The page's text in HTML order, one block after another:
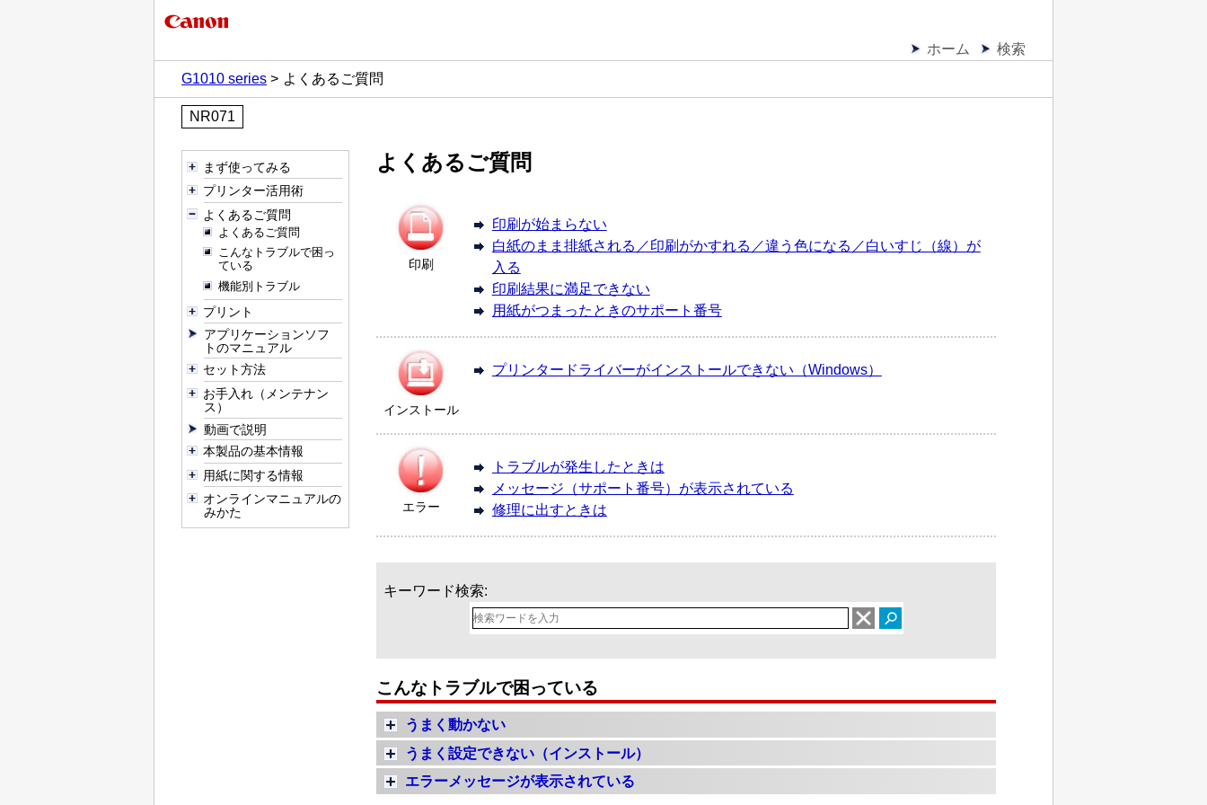
ホーム
検索
G1010 series
よくあるご質問
NR071
まず使ってみる
プリンター活用術
よくあるご質問
よくあるご質問
こんなトラブルで困っ
ている
機能別トラブル
プリント
アプリケーションソフ
トのマニュアル
セット方法
お手入れ（メンテナン
ス）
動画で説明
本製品の基本情報
用紙に関する情報
オンラインマニュアルの
みかた
よくあるご質問
印刷
印刷が始まらない
白紙のまま排紙される／印刷がかすれる／違う色になる／白いすじ（線）が
入る
印刷結果に満足できない
用紙がつまったときのサポート番号
インストール
プリンタードライバーがインストールできない（Windows）
エラー
トラブルが発生したときは
メッセージ（サポート番号）が表示されている
修理に出すときは
キーワード検索:
こんなトラブルで困っている
うまく動かない
うまく設定できない（インストール）
エラーメッセージが表示されている